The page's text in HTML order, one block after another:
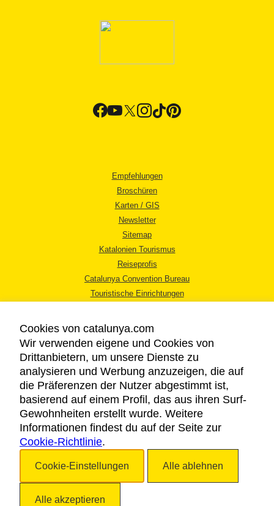
Empfehlungen
Broschüren
Karten / GIS
Newsletter
Sitemap
Katalonien Tourismus
Reiseprofis
Catalunya Convention Bureau
Touristische Einrichtungen
RECHTLICHER HINWEIS
DATENSCHUTZICHTLINIE
COOKIES
BARRIEREFREIHEIT
Cookies von catalunya.com
Wir verwenden eigene und Cookies von
Drittanbietern, um unsere Dienste zu
analysieren und Werbung anzuzeigen, die auf
die Präferenzen der Nutzer abgestimmt ist,
basierend auf einem Profil, das aus ihren Surf-
Gewohnheiten erstellt wurde. Weitere
Informationen findest du auf der Seite zur
Cookie-Richtlinie.
Cookie-Einstellungen Alle ablehnen
Alle akzeptieren